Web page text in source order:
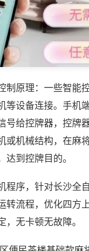
制原理：一些智能
等设备连接。手机
号给控牌器，控牌
或机械结构，在麻
到控牌目的。
程序，针对长沙全
转流程，优化四方
无卡顿无故障。